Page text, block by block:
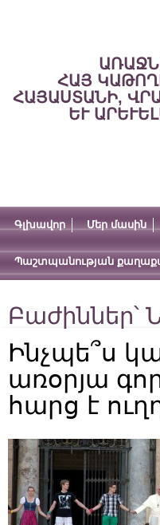
ՀԱՅ
ՀԱՅԱՍՏԱՆԻ,
ԵՒ
Գլխավոր Մեր մասին
Պաշտպանության
Բաժիններ՝
Ինչպե՞ս
առօրյա
հարց է